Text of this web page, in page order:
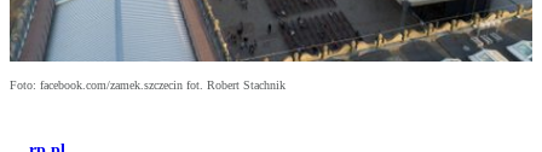
Foto: facebook.com/zamek.szczecin fot. Robert Stachnik